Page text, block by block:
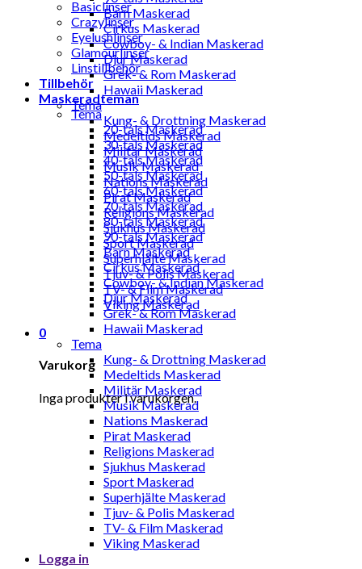
Barn Maskerad
Cirkus Maskerad
Cowboy- & Indian Maskerad
Djur Maskerad
Grek- & Rom Maskerad
Hawaii Maskerad
Tema
Kung- & Drottning Maskerad
Medeltids Maskerad
Militär Maskerad
Musik Maskerad
Nations Maskerad
Pirat Maskerad
Religions Maskerad
Sjukhus Maskerad
Sport Maskerad
Superhjälte Maskerad
Tjuv- & Polis Maskerad
TV- & Film Maskerad
Viking Maskerad
0
Varukorg
Inga produkter i varukorgen.
Basiclinser
Crazylinser
Eyelushlinser
Glamourlinser
Linstillbehör
Tillbehör
Maskeradteman
Tema
20-tals Maskerad
30-tals Maskerad
40-tals Maskerad
50-tals Maskerad
60-tals Maskerad
70-tals Maskerad
80-tals Maskerad
90-tals Maskerad
Barn Maskerad
Cirkus Maskerad
Cowboy- & Indian Maskerad
Djur Maskerad
Grek- & Rom Maskerad
Hawaii Maskerad
Tema
Kung- & Drottning Maskerad
Medeltids Maskerad
Militär Maskerad
Musik Maskerad
Nations Maskerad
Pirat Maskerad
Religions Maskerad
Sjukhus Maskerad
Sport Maskerad
Superhjälte Maskerad
Tjuv- & Polis Maskerad
TV- & Film Maskerad
Viking Maskerad
Logga in